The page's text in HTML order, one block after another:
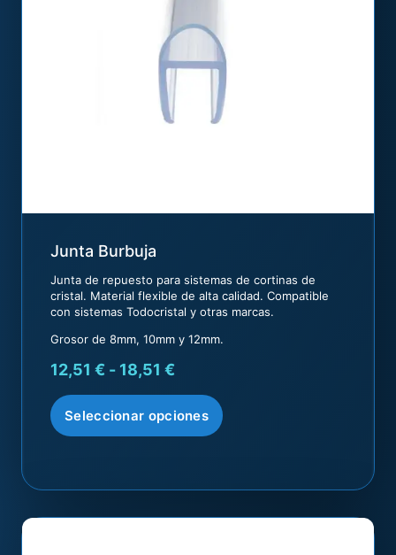
Junta Burbuja
Junta de repuesto para sistemas de cortinas de
cristal. Material flexible de alta calidad. Compatible
con sistemas Todocristal y otras marcas.
Grosor de 8mm, 10mm y 12mm.
12,51 € - 18,51 €
Seleccionar opciones